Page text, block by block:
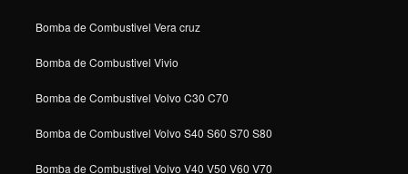
Bomba de Combustivel Vera cruz
Bomba de Combustivel Vivio
Bomba de Combustivel Volvo C30 C70
Bomba de Combustivel Volvo S40 S60 S70 S80
Bomba de Combustivel Volvo V40 V50 V60 V70